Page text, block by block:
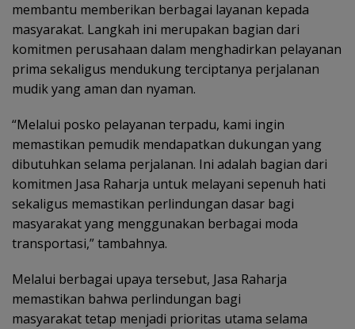
membantu memberikan berbagai layanan kepada
masyarakat. Langkah ini merupakan bagian dari
komitmen perusahaan dalam menghadirkan pelayanan
prima sekaligus mendukung terciptanya perjalanan
mudik yang aman dan nyaman.
“Melalui posko pelayanan terpadu, kami ingin
memastikan pemudik mendapatkan dukungan yang
dibutuhkan selama perjalanan. Ini adalah bagian dari
komitmen Jasa Raharja untuk melayani sepenuh hati
sekaligus memastikan perlindungan dasar bagi
masyarakat yang menggunakan berbagai moda
transportasi,” tambahnya.
Melalui berbagai upaya tersebut, Jasa Raharja
memastikan bahwa perlindungan bagi
masyarakat tetap menjadi prioritas utama selama